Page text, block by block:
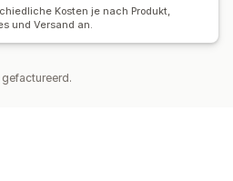
Kosten je nach Produkt,
und Versand an.